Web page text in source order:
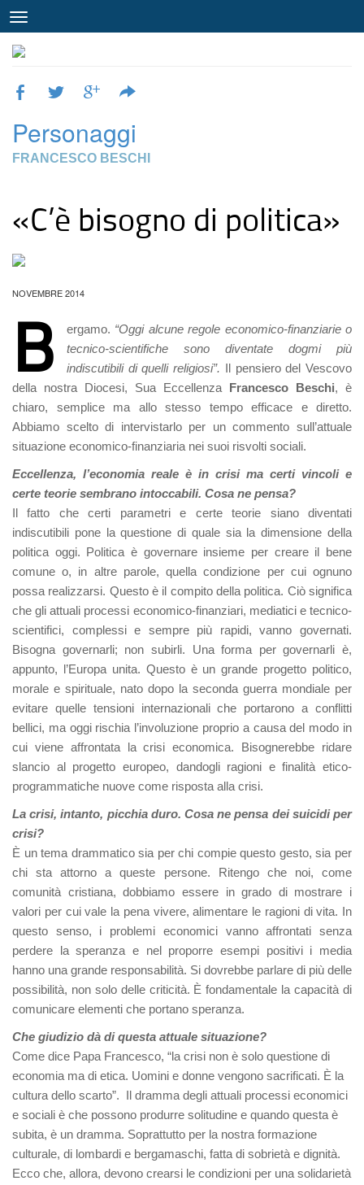
Personaggi
FRANCESCO BESCHI
«C’è bisogno di politica»
NOVEMBRE 2014
B ergamo. “Oggi alcune regole economico-finanziarie o
tecnico-scientifiche sono diventate dogmi più
indiscutibili di quelli religiosi”. Il pensiero del Vescovo
della nostra Diocesi, Sua Eccellenza Francesco Beschi, è
chiaro, semplice ma allo stesso tempo efficace e diretto.
Abbiamo scelto di intervistarlo per un commento sull’attuale
situazione economico-finanziaria nei suoi risvolti sociali.
Eccellenza, l’economia reale è in crisi ma certi vincoli e
certe teorie sembrano intoccabili. Cosa ne pensa?
Il fatto che certi parametri e certe teorie siano diventati
indiscutibili pone la questione di quale sia la dimensione della
politica oggi. Politica è governare insieme per creare il bene
comune o, in altre parole, quella condizione per cui ognuno
possa realizzarsi. Questo è il compito della politica. Ciò significa
che gli attuali processi economico-finanziari, mediatici e tecnico-
scientifici, complessi e sempre più rapidi, vanno governati.
Bisogna governarli; non subirli. Una forma per governarli è,
appunto, l’Europa unita. Questo è un grande progetto politico,
morale e spirituale, nato dopo la seconda guerra mondiale per
evitare quelle tensioni internazionali che portarono a conflitti
bellici, ma oggi rischia l’involuzione proprio a causa del modo in
cui viene affrontata la crisi economica. Bisognerebbe ridare
slancio al progetto europeo, dandogli ragioni e finalità etico-
programmatiche nuove come risposta alla crisi.
La crisi, intanto, picchia duro. Cosa ne pensa dei suicidi per
crisi?
È un tema drammatico sia per chi compie questo gesto, sia per
chi sta attorno a queste persone. Ritengo che noi, come
comunità cristiana, dobbiamo essere in grado di mostrare i
valori per cui vale la pena vivere, alimentare le ragioni di vita. In
questo senso, i problemi economici vanno affrontati senza
perdere la speranza e nel proporre esempi positivi i media
hanno una grande responsabilità. Si dovrebbe parlare di più delle
possibilità, non solo delle criticità. È fondamentale la capacità di
comunicare elementi che portano speranza.
Che giudizio dà di questa attuale situazione?
Come dice Papa Francesco, “la crisi non è solo questione di
economia ma di etica. Uomini e donne vengono sacrificati. È la
cultura dello scarto”. Il dramma degli attuali processi economici
e sociali è che possono produrre solitudine e quando questa è
subita, è un dramma. Soprattutto per la nostra formazione
culturale, di lombardi e bergamaschi, fatta di sobrietà e dignità.
Ecco che, allora, devono crearsi le condizioni per una solidarietà